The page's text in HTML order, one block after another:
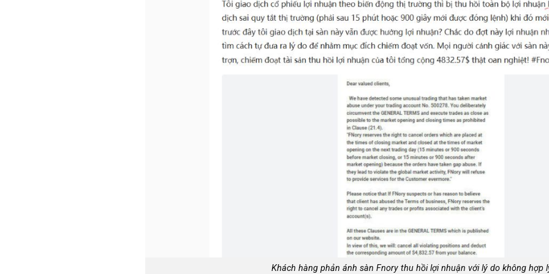
Khách hàng phản ánh sàn Fnory thu hồi lợi nhuận với lý do không hợp